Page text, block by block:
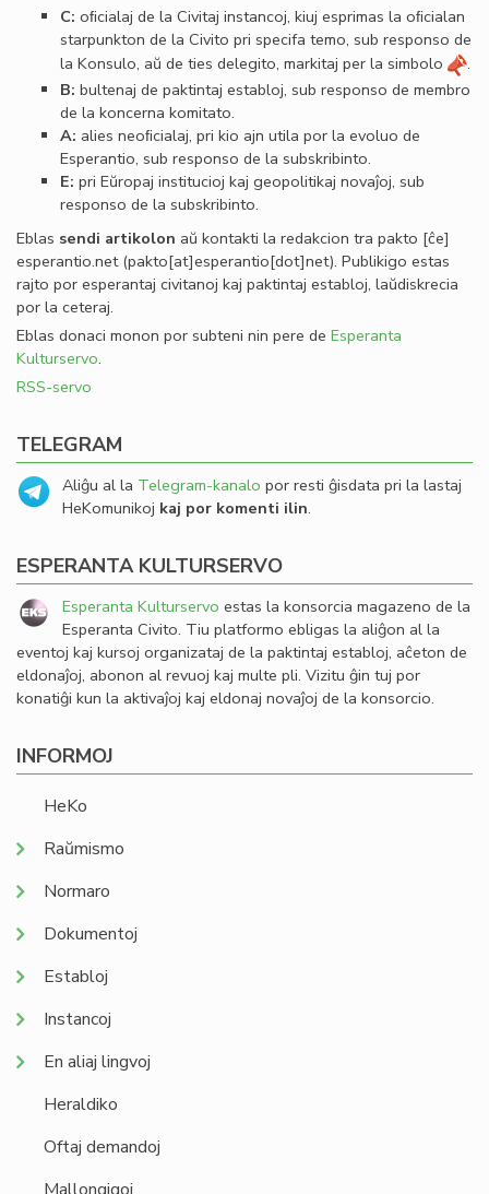
C: oﬁcialaj de la Civitaj instancoj, kiuj esprimas la oﬁcialan
starpunkton de la Civito pri specifa temo, sub responso de
la Konsulo, aŭ de ties delegito, markitaj per la simbolo
.
B: bultenaj de paktintaj establoj, sub responso de membro
de la koncerna komitato.
A: alies neoﬁcialaj, pri kio ajn utila por la evoluo de
Esperantio, sub responso de la subskribinto.
E: pri Eŭropaj institucioj kaj geopolitikaj novaĵoj, sub
responso de la subskribinto.
Eblas sendi artikolon aŭ kontakti la redakcion tra pakto [ĉe]
esperantio.net(pakto[at]esperantio[dot]net). Publikigo estas
rajto por esperantaj civitanoj kaj paktintaj establoj, laŭdiskrecia
por la ceteraj.
Eblas donaci monon por subteni nin pere de Esperanta
Kulturservo.
RSS-servo
TELEGRAM
Aliĝu al la Telegram-kanalo por resti ĝisdata pri la lastaj
HeKomunikoj kaj por komenti ilin.
ESPERANTA KULTURSERVO
Esperanta Kulturservo estas la konsorcia magazeno de la
Esperanta Civito. Tiu platformo ebligas la aliĝon al la
eventoj kaj kursoj organizataj de la paktintaj establoj, aĉeton de
eldonaĵoj, abonon al revuoj kaj multe pli. Vizitu ĝin tuj por
konatiĝi kun la aktivaĵoj kaj eldonaj novaĵoj de la konsorcio.
INFORMOJ
HeKo
Raŭmismo
Normaro
Dokumentoj
Establoj
Instancoj
En aliaj lingvoj
Heraldiko
Oftaj demandoj